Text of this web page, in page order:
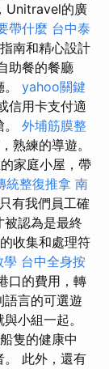
Unitravel的廣
帶什麼 台中泰
南和精心設計
助餐的餐廳
yahoo關鍵
信用卡支付適
外埔筋膜整
熟練的導遊。
家庭小屋，帶
統整復推拿 南
有我們員工確
認為是最終
收集和處理符
學 台中全身按
口的費用，轉
言的可選遊
小組一起。
隻的健康中
。 此外，還有